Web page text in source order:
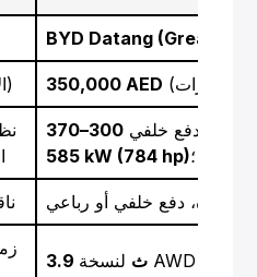
BYD Datang (Great
السعر (MSRP الابتدائي) 350,000 AED
دفع خلفي
585 kW (784 hp)
واحدة، دفع خلفي أو رباعي
3.9 ث لنسخة AWD (